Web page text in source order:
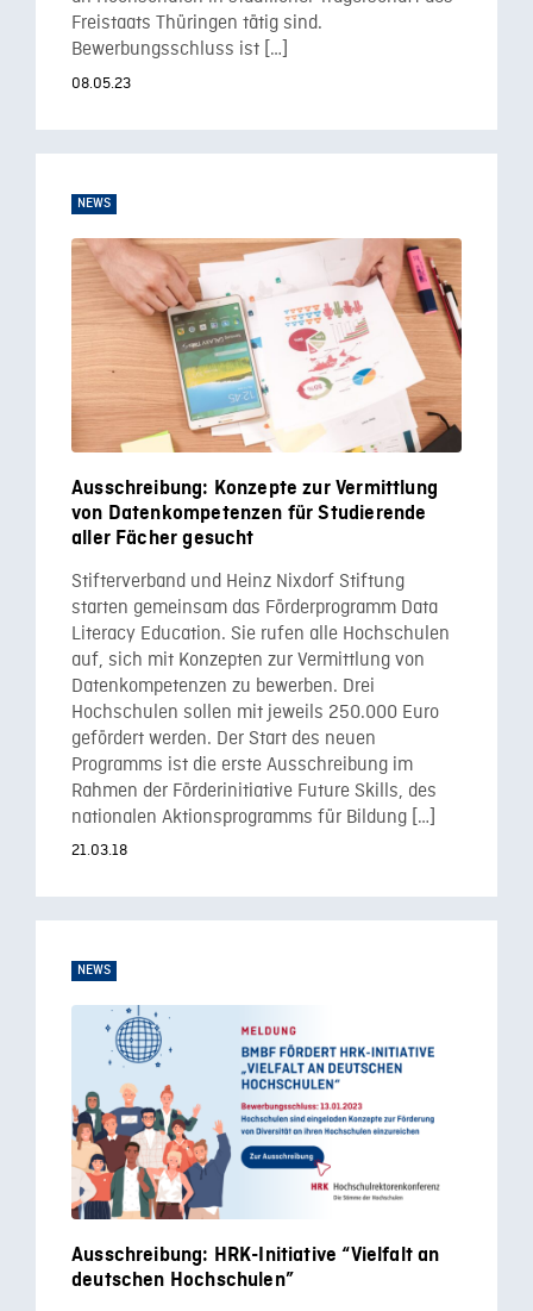
Freistaats Thüringen tätig sind.
Bewerbungsschluss ist […]
08.05.23
NEWS
Ausschreibung: Konzepte zur Vermittlung
von Datenkompetenzen für Studierende
aller Fächer gesucht
Stifterverband und Heinz Nixdorf Stiftung
starten gemeinsam das Förderprogramm Data
Literacy Education. Sie rufen alle Hochschulen
auf, sich mit Konzepten zur Vermittlung von
Datenkompetenzen zu bewerben. Drei
Hochschulen sollen mit jeweils 250.000 Euro
gefördert werden. Der Start des neuen
Programms ist die erste Ausschreibung im
Rahmen der Förderinitiative Future Skills, des
nationalen Aktionsprogramms für Bildung […]
21.03.18
NEWS
Ausschreibung: HRK-Initiative “Vielfalt an
deutschen Hochschulen”